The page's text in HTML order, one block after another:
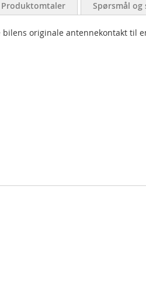
originale antennekontakt til
Produktomtaler Spørsmål og